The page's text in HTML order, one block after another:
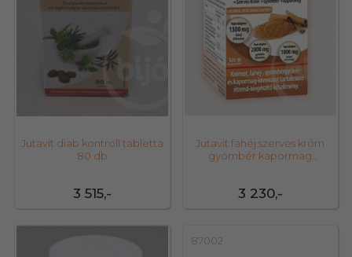
3 515,-
Jutavit diab kontroll tabletta
80 db
3 230,-
Jutavit fahéj szerves króm
gyömbér kapormag
87002